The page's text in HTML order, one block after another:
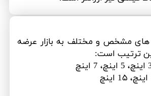
های مشخص و مختلف به بازار عرضه
ترتیب است: